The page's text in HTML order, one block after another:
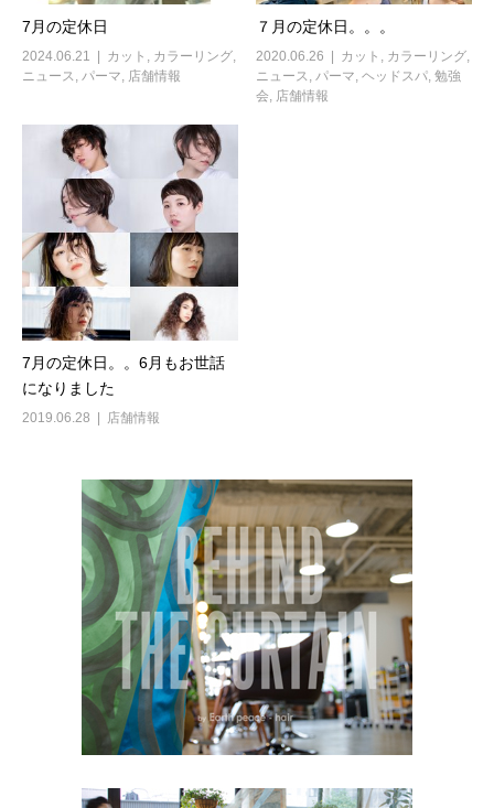
7月の定休日
2024.06.21 カット , カラーリング,
ニュース, パーマ, 店舗情報
７月の定休日。。。
2020.06.26 カット , カラーリング,
ニュース, パーマ, ヘッドスパ, 勉強
会, 店舗情報
7月の定休日。。6月もお世話
になりました
2019.06.28 店舗情報